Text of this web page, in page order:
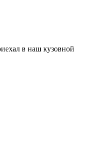
в наш кузовной